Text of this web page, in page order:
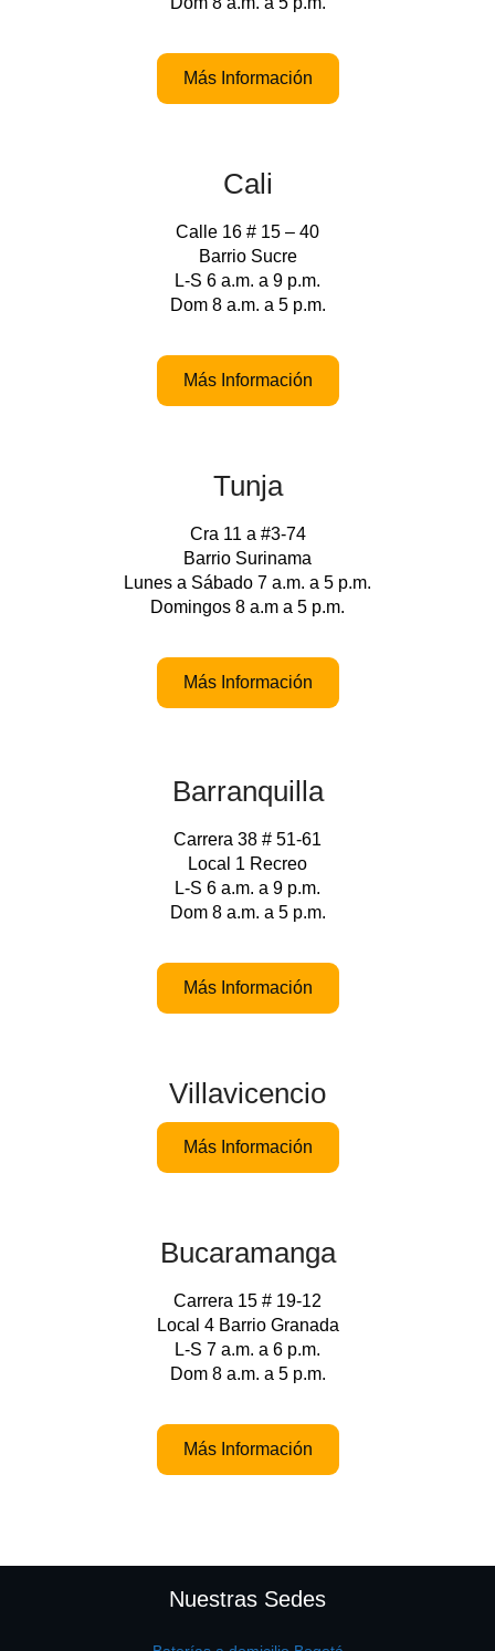
Más Información
Cali
Calle 16 # 15 – 40
Barrio Sucre
L-S 6 a.m. a 9 p.m.
Dom 8 a.m. a 5 p.m.
Más Información
Tunja
Cra 11 a #3-74
Barrio Surinama
Lunes a Sábado 7 a.m. a 5 p.m.
Domingos 8 a.m a 5 p.m.
Más Información
Barranquilla
Carrera 38 # 51-61
Local 1 Recreo
L-S 6 a.m. a 9 p.m.
Dom 8 a.m. a 5 p.m.
Más Información
Villavicencio
Más Información
Bucaramanga
Carrera 15 # 19-12
Local 4 Barrio Granada
L-S 7 a.m. a 6 p.m.
Dom 8 a.m. a 5 p.m.
Más Información
Nuestras Sedes